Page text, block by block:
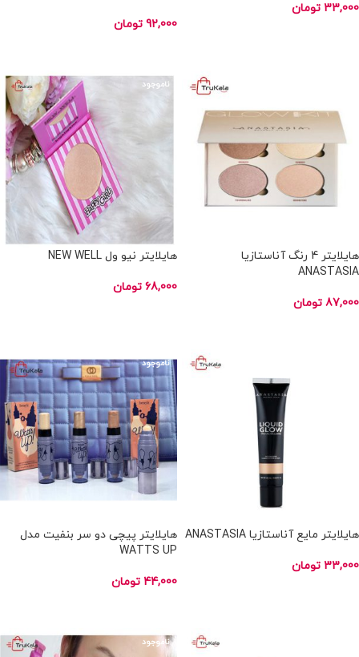
33,000 تومان
92,000 تومان
هایلایتر 4 رنگ آناستازیا
ANASTASIA
87,000 تومان
ناموجود
هایلایتر نیو ول NEW WELL
68,000 تومان
هایلایتر مایع آناستازیا ANASTASIA
33,000 تومان
ناموجود
هایلایتر پیچی دو سر بنفیت مدل
WATTS UP
44,000 تومان
ناموجود